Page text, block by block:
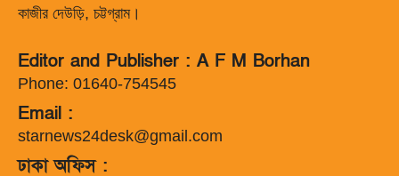
কাজীর দেউড়ি, চট্টগ্রাম।
Editor and Publisher : A F M Borhan
Phone: 01640-754545
Email :
starnews24desk@gmail.com
ঢাকা অফিস :